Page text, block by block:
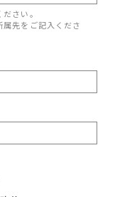
さい。
属先をご記入くださ